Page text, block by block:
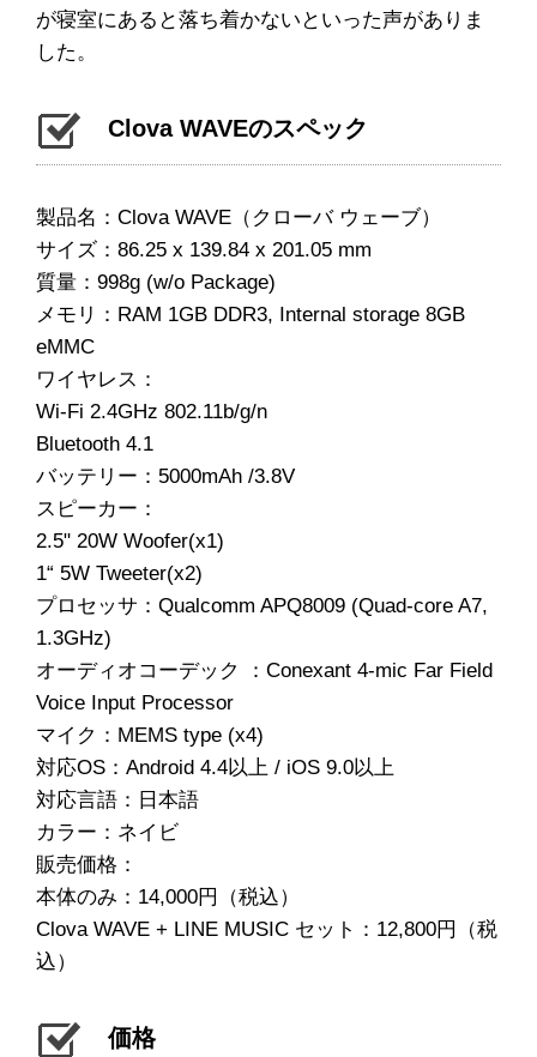
が寝室にあると落ち着かないといった声がありま
した。
Clova WAVEのスペック
製品名：Clova WAVE（クローバ ウェーブ）
サイズ：86.25 x 139.84 x 201.05 mm
質量：998g (w/o Package)
メモリ：RAM 1GB DDR3, Internal storage 8GB
eMMC
ワイヤレス：
Wi-Fi 2.4GHz 802.11b/g/n
Bluetooth 4.1
バッテリー：5000mAh /3.8V
スピーカー：
2.5" 20W Woofer(x1)
1“ 5W Tweeter(x2)
プロセッサ：Qualcomm APQ8009 (Quad-core A7,
1.3GHz)
オーディオコーデック ：Conexant 4-mic Far Field
Voice Input Processor
マイク：MEMS type (x4)
対応OS：Android 4.4以上 / iOS 9.0以上
対応言語：日本語
カラー：ネイビ
販売価格：
本体のみ：14,000円（税込）
Clova WAVE + LINE MUSIC セット：12,800円（税
込）
価格